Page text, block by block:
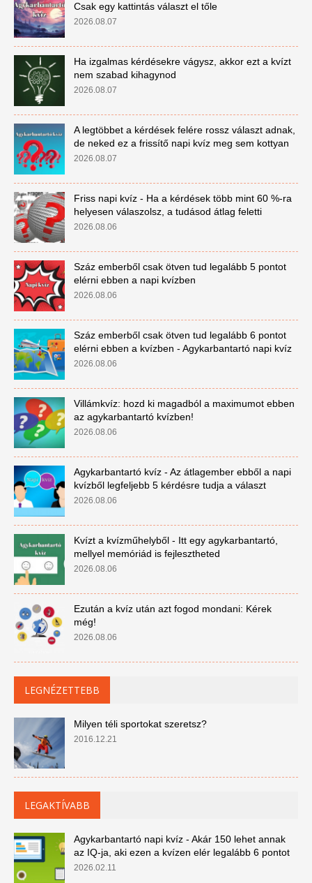
Csak egy kattintás választ el tőle
2026.08.07
Ha izgalmas kérdésekre vágysz, akkor ezt a kvízt
nem szabad kihagynod
2026.08.07
A legtöbbet a kérdések felére rossz választ adnak,
de neked ez a frissítő napi kvíz meg sem kottyan
2026.08.07
Friss napi kvíz - Ha a kérdések több mint 60 %-ra
helyesen válaszolsz, a tudásod átlag feletti
2026.08.06
Száz emberből csak ötven tud legalább 5 pontot
elérni ebben a napi kvízben
2026.08.06
Száz emberből csak ötven tud legalább 6 pontot
elérni ebben a kvízben - Agykarbantartó napi kvíz
2026.08.06
Villámkvíz: hozd ki magadból a maximumot ebben
az agykarbantartó kvízben!
2026.08.06
Agykarbantartó kvíz - Az átlagember ebből a napi
kvízből legfeljebb 5 kérdésre tudja a választ
2026.08.06
Kvízt a kvízműhelyből - Itt egy agykarbantartó,
mellyel memóriád is fejlesztheted
2026.08.06
Ezután a kvíz után azt fogod mondani: Kérek
még!
2026.08.06
LEGNÉZETTEBB
Milyen téli sportokat szeretsz?
2016.12.21
LEGAKTÍVABB
Agykarbantartó napi kvíz - Akár 150 lehet annak
az IQ-ja, aki ezen a kvízen elér legalább 6 pontot
2026.02.11